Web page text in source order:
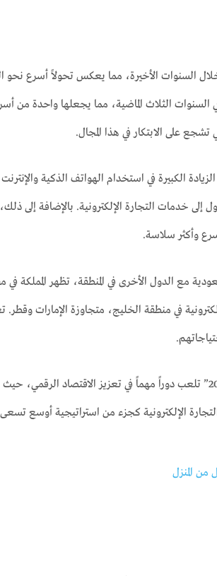
السنوات الأخيرة، مما يعكس تحولاً أسرع نحو
ارتفعت التجارة الإلكترونية بنسبة تفوق 30% في السنوات الثلاث
تشجع على الابتكار في هذا المجال.
الكبيرة في استخدام الهواتف الذكية
خدمات التجارة الإلكترونية. بالإضافة إلى ذلك،
مع الدول الأخرى في المنطقة، تظهر المملكة
في منطقة الخليج، متجاوزة الإمارات
علاوة على ذلك، فإن مبادرات مثل “رؤية السعودية 2030” تلعب دوراً مهماً في
الإلكترونية كجزء من استراتيجية أوسع تسعى
المنزل